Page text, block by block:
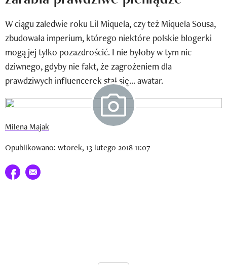
Wizaz Summer Influ School
Mój profil / Zarejestruj się
W ciągu zaledwie roku Lil Miquela, czy też Miquela Sousa,
zbudowała imperium, którego niektóre polskie blogerki
mogą jej tylko pozazdrościć. I nie byłoby w tym nic
dziwnego, gdyby nie fakt, że zagrożeniem dla
prawdziwych influencerek stał się... awatar.
Milena Majak
Opublikowano: wtorek, 13 lutego 2018 11:07
Udostępnij na facebook
E-mail do przyjaciela